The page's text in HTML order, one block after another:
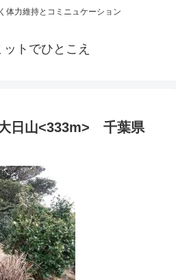
体力維持とコミニュケーション
ットでひとこえ
日山<333m> 千葉県